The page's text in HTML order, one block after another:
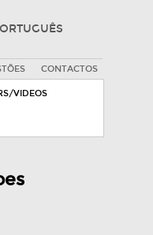
CONTACTOS
VIDEOS